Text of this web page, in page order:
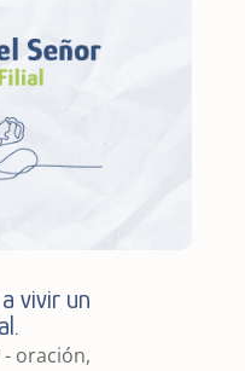
vivir un
oración,